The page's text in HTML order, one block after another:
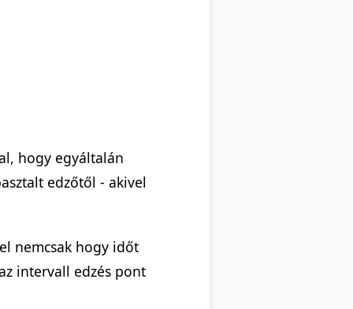
hogy egyáltalán
edzőtől - akivel
nemcsak hogy időt
intervall edzés pont